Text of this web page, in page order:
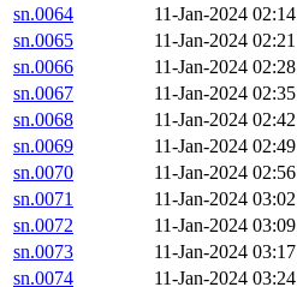
sn.0064
11-Jan-2024 02:14
sn.0065
11-Jan-2024 02:21
sn.0066
11-Jan-2024 02:28
sn.0067
11-Jan-2024 02:35
sn.0068
11-Jan-2024 02:42
sn.0069
11-Jan-2024 02:49
sn.0070
11-Jan-2024 02:56
sn.0071
11-Jan-2024 03:02
sn.0072
11-Jan-2024 03:09
sn.0073
11-Jan-2024 03:17
sn.0074
11-Jan-2024 03:24